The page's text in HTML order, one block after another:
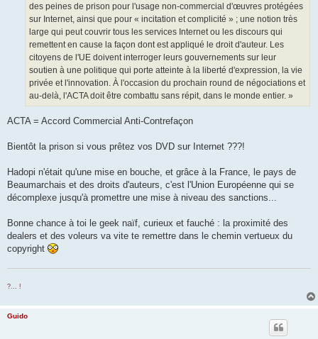
des peines de prison pour l'usage non-commercial d'œuvres protégées
sur Internet, ainsi que pour « incitation et complicité » ; une notion très
large qui peut couvrir tous les services Internet ou les discours qui
remettent en cause la façon dont est appliqué le droit d'auteur. Les
citoyens de l'UE doivent interroger leurs gouvernements sur leur
soutien à une politique qui porte atteinte à la liberté d'expression, la vie
privée et l'innovation. À l'occasion du prochain round de négociations et
au-delà, l'ACTA doit être combattu sans répit, dans le monde entier. »
ACTA = Accord Commercial Anti-Contrefaçon
Bientôt la prison si vous prêtez vos DVD sur Internet ???!
Hadopi n'était qu'une mise en bouche, et grâce à la France, le pays de
Beaumarchais et des droits d'auteurs, c'est l'Union Européenne qui se
décomplexe jusqu'à promettre une mise à niveau des sanctions...
Bonne chance à toi le geek naïf, curieux et fauché : la proximité des
dealers et des voleurs va vite te remettre dans le chemin vertueux du
copyright
?... !
Guido